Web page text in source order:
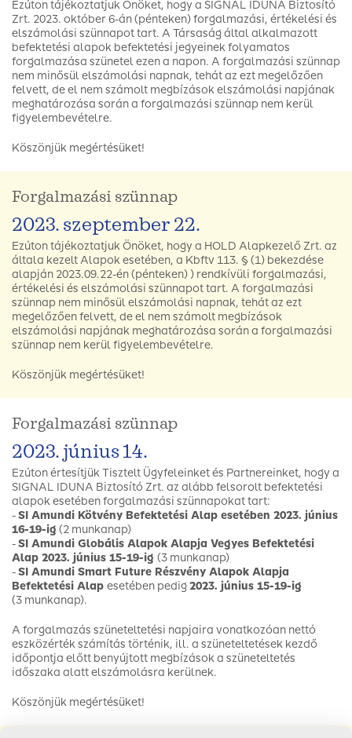
Ezúton tájékoztatjuk Önöket, hogy a SIGNAL IDUNA Biztosító
Zrt. 2023. október 6-án (pénteken) forgalmazási, értékelési és
elszámolási szünnapot tart. A Társaság által alkalmazott
befektetési alapok befektetési jegyeinek folyamatos
forgalmazása szünetel ezen a napon. A forgalmazási szünnap
nem minősül elszámolási napnak, tehát az ezt megelőzően
felvett, de el nem számolt megbízások elszámolási napjának
meghatározása során a forgalmazási szünnap nem kerül
figyelembevételre.
Köszönjük megértésüket!
Forgalmazási szünnap
2023. szeptember 22.
Ezúton tájékoztatjuk Önöket, hogy a HOLD Alapkezelő Zrt. az
általa kezelt Alapok esetében, a Kbftv 113. § (1) bekezdése
alapján 2023.09.22-én (pénteken) ) rendkívüli forgalmazási,
értékelési és elszámolási szünnapot tart. A forgalmazási
szünnap nem minősül elszámolási napnak, tehát az ezt
megelőzően felvett, de el nem számolt megbízások
elszámolási napjának meghatározása során a forgalmazási
szünnap nem kerül figyelembevételre.
Köszönjük megértésüket!
Forgalmazási szünnap
2023. június 14.
Ezúton értesítjük Tisztelt Ügyfeleinket és Partnereinket, hogy a
SIGNAL IDUNA Biztosító Zrt. az alább felsorolt befektetési
alapok esetében forgalmazási szünnapokat tart:
-SI Amundi Kötvény Befektetési Alap esetében 2023. június
16-19-ig (2 munkanap)
-SI Amundi Globális Alapok Alapja Vegyes Befektetési
Alap 2023. június 15-19-ig (3 munkanap)
-SI Amundi Smart Future Részvény Alapok Alapja
Befektetési Alap esetében pedig2023. június 15-19-ig
(3 munkanap).
A forgalmazás szüneteltetési napjaira vonatkozóan nettó
eszközérték számítás történik, ill. a szüneteltetések kezdő
időpontja előtt benyújtott megbízások a szüneteltetés
időszaka alatt elszámolásra kerülnek.
Köszönjük megértésüket!